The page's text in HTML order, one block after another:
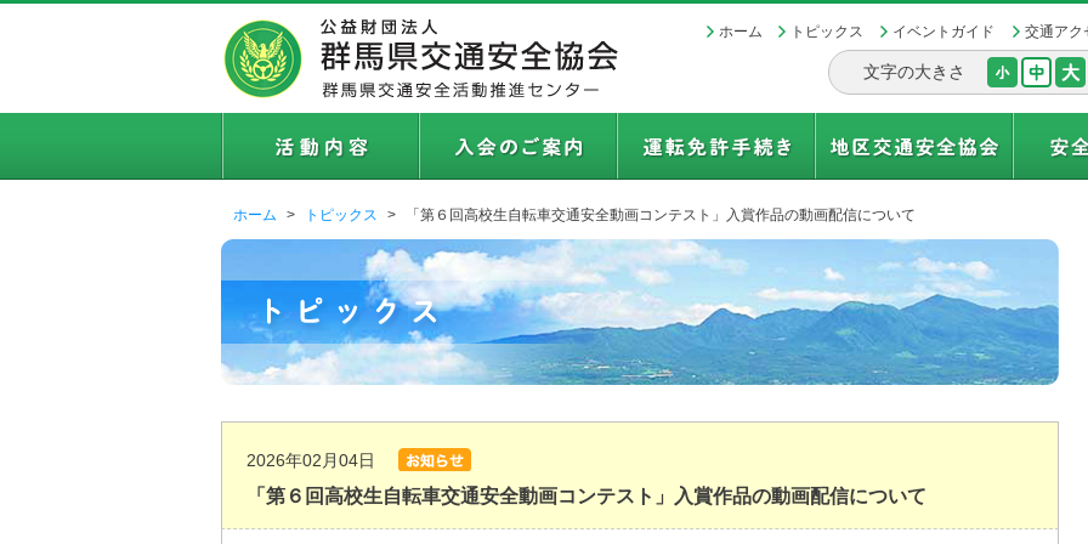
ホーム トピックス イベントガイド 交通アク
文字の大きさ
ホーム トピックス 「第６回高校生自転車交通安全動画コンテスト」入賞作品の動画配信について
2026年02月04日
「第６回高校生自転車交通安全動画コンテスト」入賞作品の動画配信について